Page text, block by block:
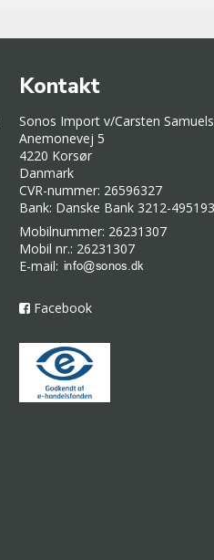
Kontakt
Sonos Import v/Carsten
Anemonevej 5
4220 Korsør
Danmark
CVR-nummer: 26596327
Bank: Danske Bank 3212-
Mobilnummer: 26231307
Mobil nr.: 26231307
E-mail:
Facebook